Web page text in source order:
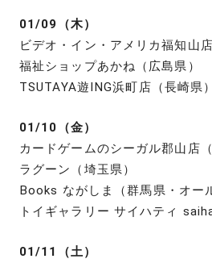
01/09（木）
ビデオ・イン・アメリカ福知山
福祉ショップあかね（広島県）
TSUTAYA遊ING浜町店（長崎県）
01/10（金）
カードゲームのシーガル郡山店（
ラグーン（埼玉県）
Books ながしま（群馬県・オー
トイギャラリー サイハティ
01/11（土）